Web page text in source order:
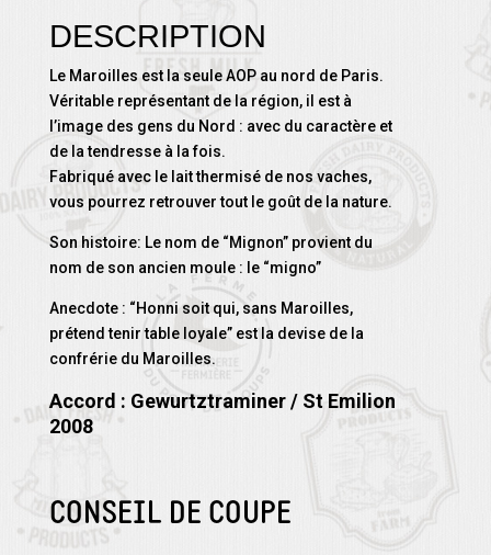
DESCRIPTION
Le Maroilles est la seule AOP au nord de Paris.
Véritable représentant de la région, il est à
l’image des gens du Nord : avec du caractère et
de la tendresse à la fois.
Fabriqué avec le lait thermisé de nos vaches,
vous pourrez retrouver tout le goût de la nature.
Son histoire: Le nom de “Mignon” provient du
nom de son ancien moule : le “migno”
Anecdote : “Honni soit qui, sans Maroilles,
prétend tenir table loyale” est la devise de la
confrérie du Maroilles.
Accord : Gewurtztraminer / St Emilion
2008
CONSEIL DE COUPE